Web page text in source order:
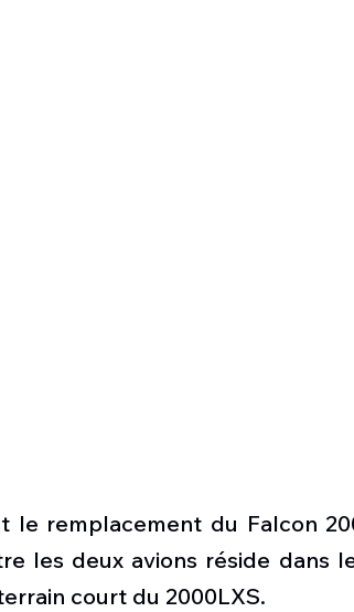
le remplacement du Falcon
les deux avions réside dans
court du 2000LXS.